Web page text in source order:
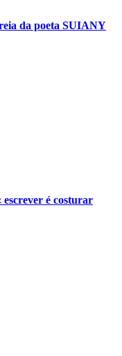
da poeta SUIANY
é costurar